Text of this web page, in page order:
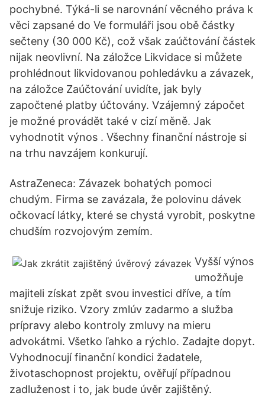
pochybné. Týká-li se narovnání věcného práva k
věci zapsané do Ve formuláři jsou obě částky
sečteny (30 000 Kč), což však zaúčtování částek
nijak neovlivní. Na záložce Likvidace si můžete
prohlédnout likvidovanou pohledávku a závazek,
na záložce Zaúčtování uvidíte, jak byly
započtené platby účtovány. Vzájemný zápočet
je možné provádět také v cizí měně. Jak
vyhodnotit výnos . Všechny finanční nástroje si
na trhu navzájem konkurují.
AstraZeneca: Závazek bohatých pomoci
chudým. Firma se zavázala, že polovinu dávek
očkovací látky, které se chystá vyrobit, poskytne
chudším rozvojovým zemím.
Vyšší výnos
umožňuje
majiteli získat zpět svou investici dříve, a tím
snižuje riziko. Vzory zmlúv zadarmo a služba
prípravy alebo kontroly zmluvy na mieru
advokátmi. Všetko ľahko a rýchlo. Zadajte dopyt.
Vyhodnocují finanční kondici žadatele,
životaschopnost projektu, ověřují případnou
zadluženost i to, jak bude úvěr zajištěný.